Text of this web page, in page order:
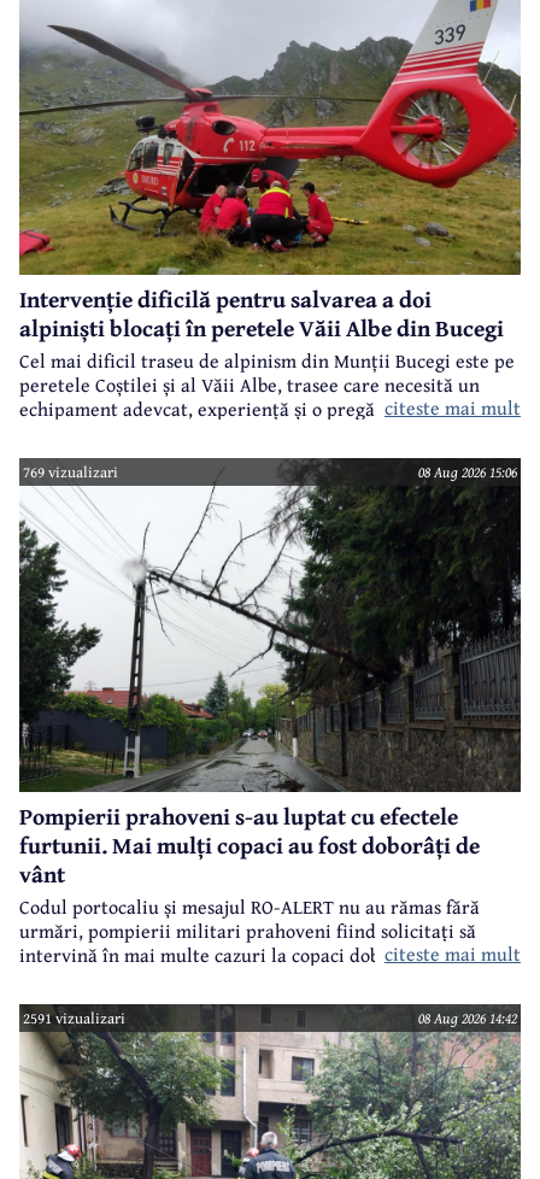
Intervenție dificilă pentru salvarea a doi
alpiniști blocați în peretele Văii Albe din Bucegi
Cel mai dificil traseu de alpinism din Munții Bucegi este pe
peretele Coștilei și al Văii Albe, trasee care necesită un
echipament adevcat, experiență și o pregătire specifică.
citeste mai mult
769 vizualizari 08 Aug 2026 15:06
Pompierii prahoveni s-au luptat cu efectele
furtunii. Mai mulți copaci au fost doborâți de
vânt
Codul portocaliu și mesajul RO-ALERT nu au rămas fără
urmări, pompierii militari prahoveni fiind solicitați să
intervină în mai multe cazuri la copaci doborâți în urma
citeste mai mult
2591 vizualizari 08 Aug 2026 14:42